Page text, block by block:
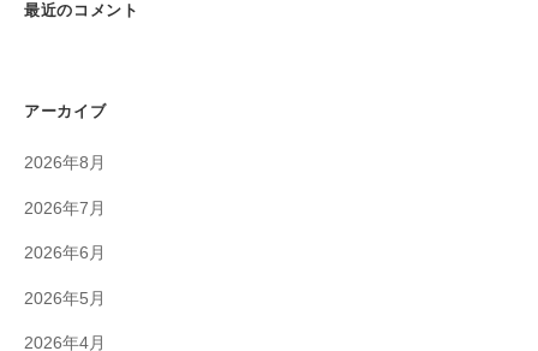
最近のコメント
アーカイブ
2026年8月
2026年7月
2026年6月
2026年5月
2026年4月